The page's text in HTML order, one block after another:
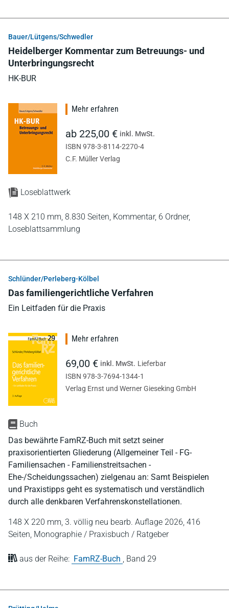
Bauer/Lütgens/Schwedler
Heidelberger Kommentar zum Betreuungs- und
Unterbringungsrecht
HK-BUR
Loseblattwerk
148 X 210 mm, 8.830 Seiten, Kommentar, 6 Ordner,
Loseblattsammlung
Mehr erfahren
ab 225,00 € inkl. MwSt.
ISBN 978-3-8114-2270-4
C.F. Müller Verlag
Schlünder/Perleberg-Kölbel
Das familiengerichtliche Verfahren
Ein Leitfaden für die Praxis
Buch
Das bewährte FamRZ-Buch mit setzt seiner
praxisorientierten Gliederung (Allgemeiner Teil - FG-
Familiensachen - Familienstreitsachen -
Ehe-/Scheidungssachen) zielgenau an: Samt Beispielen
und Praxistipps geht es systematisch und verständlich
durch alle denkbaren Verfahrenskonstellationen.
148 X 220 mm, 3. völlig neu bearb. Auflage 2026, 416
Seiten, Monographie / Praxisbuch / Ratgeber
aus der Reihe: FamRZ-Buch , Band 29
Mehr erfahren
69,00 € inkl. MwSt. Lieferbar
ISBN 978-3-7694-1344-1
Verlag Ernst und Werner Gieseking GmbH